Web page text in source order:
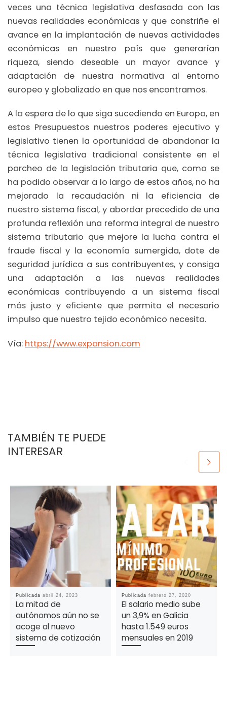
veces una técnica legislativa desfasada con las
nuevas realidades económicas y que constriñe el
avance en la implantación de nuevas actividades
económicas en nuestro país que generarían
riqueza, siendo deseable un mayor avance y
adaptación de nuestra normativa al entorno
europeo y globalizado en que nos encontramos.
A la espera de lo que siga sucediendo en Europa, en
estos Presupuestos nuestros poderes ejecutivo y
legislativo tienen la oportunidad de abandonar la
técnica legislativa tradicional consistente en el
parcheo de la legislación tributaria que, como se
ha podido observar a lo largo de estos años, no ha
mejorado la recaudación ni la eficiencia de
nuestro sistema fiscal, y abordar precedido de una
profunda reflexión una reforma integral de nuestro
sistema tributario que mejore la lucha contra el
fraude fiscal y la economía sumergida, dote de
seguridad jurídica a sus contribuyentes, y consiga
una adaptación a las nuevas realidades
económicas contribuyendo a un sistema fiscal
más justo y eficiente que permita el necesario
impulso que nuestro tejido económico necesita.
Vía: https://www.expansion.com
TAMBIÉN TE PUEDE
INTERESAR
Publicada abril 24, 2023
La mitad de
autónomos aún no se
acoge al nuevo
sistema de cotización
Publicada febrero 27, 2020
El salario medio sube
un 3,9% en Galicia
hasta 1.549 euros
mensuales en 2019